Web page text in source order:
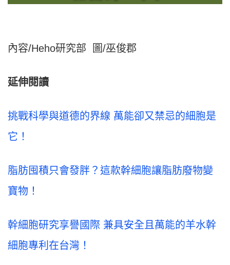
內容/Heho研究部 圖/巫俊郡
延伸閱讀
挑戰科學與道德的界線 萬能卻又禁忌的細胞是
它！
脂肪囤積只會發胖？這款幹細胞讓脂肪廢物變
寶物！
幹細胞研究享譽國際 兼具安全且萬能的羊水幹
細胞專利在台灣！